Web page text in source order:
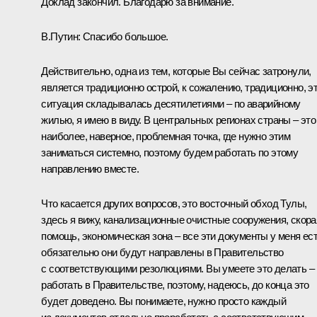
В.Путин: Спасибо большое.
Действительно, одна из тем, которые Вы сейчас затронули,
является традиционно острой, к сожалению, традиционно,
ситуация складывалась десятилетиями – по аварийному
жилью, я имею в виду. В центральных регионах страны – это
наиболее, наверное, проблемная точка, где нужно этим
заниматься системно, поэтому будем работать по этому
направлению вместе.
Что касается других вопросов, это восточный обход Тулы,
здесь я вижу, канализационные очистные сооружения,
помощь, экономическая зона – все эти документы у меня
обязательно они будут направлены в Правительство
с соответствующими резолюциями. Вы умеете это делать –
работать в Правительстве, поэтому, надеюсь, до конца это
будет доведено. Вы понимаете, нужно просто каждый